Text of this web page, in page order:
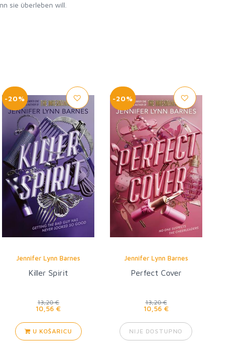
sie überleben will.
-20%
Jennifer Lynn Barnes
Killer Spirit
13,20 €
10,56 €
U KOŠARICU
-20%
Jennifer Lynn Barnes
Perfect Cover
13,20 €
10,56 €
NIJE DOSTUPNO